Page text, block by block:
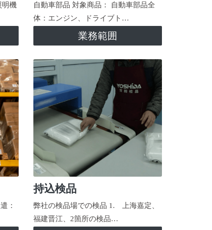
明機
自動車部品 対象商品： 自動車部品全
体：エンジン、ドライブト…
業務範囲
：
持込検品
弊社の検品場での検品 1. 上海嘉定、
福建晋江、2箇所の検品…